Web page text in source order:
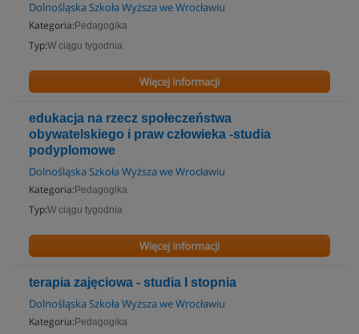
Dolnośląska Szkoła Wyższa we Wrocławiu
Kategoria: Pedagogika
Typ:W ciągu tygodnia
Więcej informacji
edukacja na rzecz społeczeństwa
obywatelskiego i praw człowieka -studia
podyplomowe
Dolnośląska Szkoła Wyższa we Wrocławiu
Kategoria: Pedagogika
Typ:W ciągu tygodnia
Więcej informacji
terapia zajęciowa - studia I stopnia
Dolnośląska Szkoła Wyższa we Wrocławiu
Kategoria: Pedagogika